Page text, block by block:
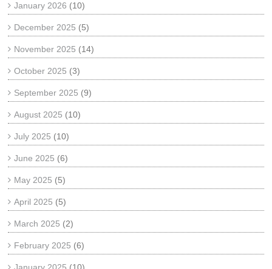
January 2026 (10)
December 2025 (5)
November 2025 (14)
October 2025 (3)
September 2025 (9)
August 2025 (10)
July 2025 (10)
June 2025 (6)
May 2025 (5)
April 2025 (5)
March 2025 (2)
February 2025 (6)